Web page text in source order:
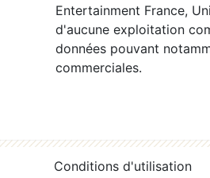
Entertainment France,
d'aucune exploitation
données pouvant
commerciales.
Conditions d'utilisation